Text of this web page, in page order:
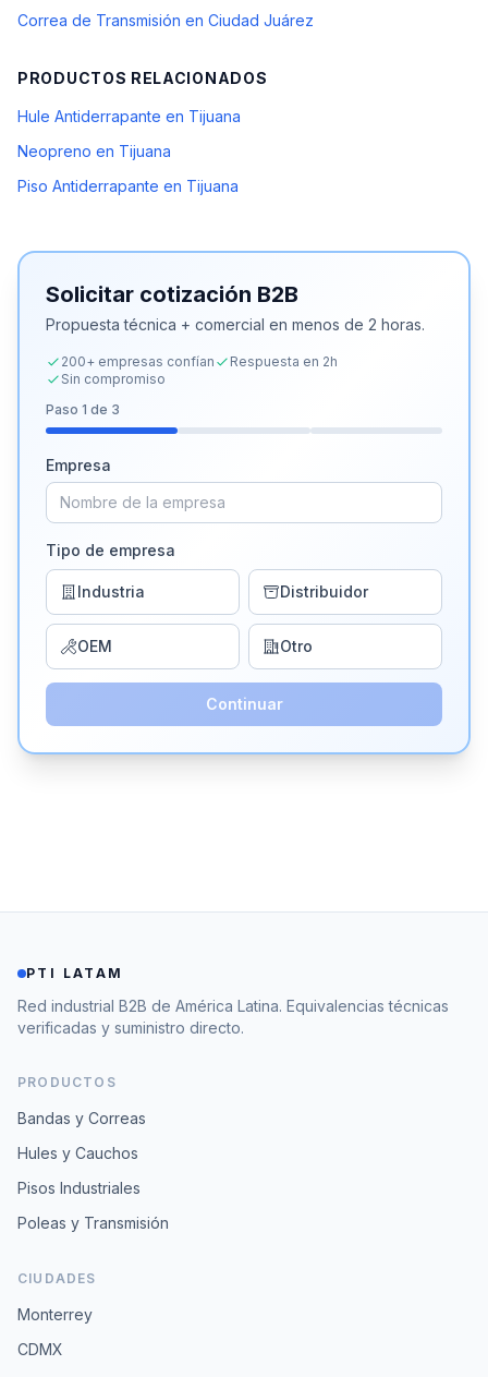
Correa de Transmisión en Ciudad Juárez
PRODUCTOS RELACIONADOS
Hule Antiderrapante en Tijuana
Neopreno en Tijuana
Piso Antiderrapante en Tijuana
Solicitar cotización B2B
Propuesta técnica + comercial en menos de 2 horas.
200+ empresas confían
Respuesta en 2h
Sin compromiso
Paso 1 de 3
Empresa
Tipo de empresa
Industria Distribuidor
OEM Otro
Continuar
PTI LATAM
Red industrial B2B de América Latina. Equivalencias técnicas
verificadas y suministro directo.
PRODUCTOS
Bandas y Correas
Hules y Cauchos
Pisos Industriales
Poleas y Transmisión
CIUDADES
Monterrey
CDMX